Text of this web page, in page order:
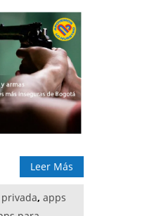
Leer Más
, apps